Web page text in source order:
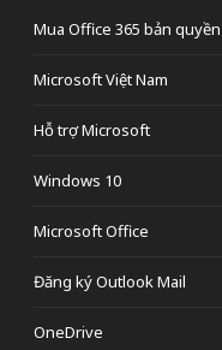
Mua Office 365 bản quyền
Microsoft Việt Nam
Hỗ trợ Microsoft
Windows 10
Microsoft Office
Đăng ký Outlook Mail
OneDrive